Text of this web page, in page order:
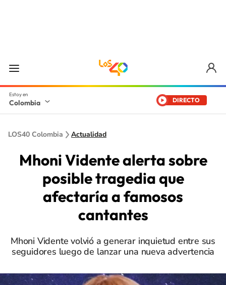
Colombia DIRECTO
LOS40 Colombia Actualidad
Mhoni Vidente alerta sobre
posible tragedia que
afectaría a famosos
cantantes
Mhoni Vidente volvió a generar inquietud entre sus
seguidores luego de lanzar una nueva advertencia